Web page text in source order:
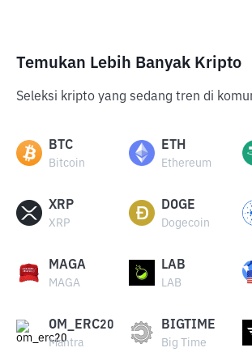
Temukan Lebih Banyak Kripto
Seleksi kripto yang sedang tren di
BTC
Bitcoin
ETH
Ethereum
XRP
XRP
DOGE
Dogecoin
MAGA
MAGA
LAB
LAB
OM_ERC20
Mantra
BIGTIME
Big Time